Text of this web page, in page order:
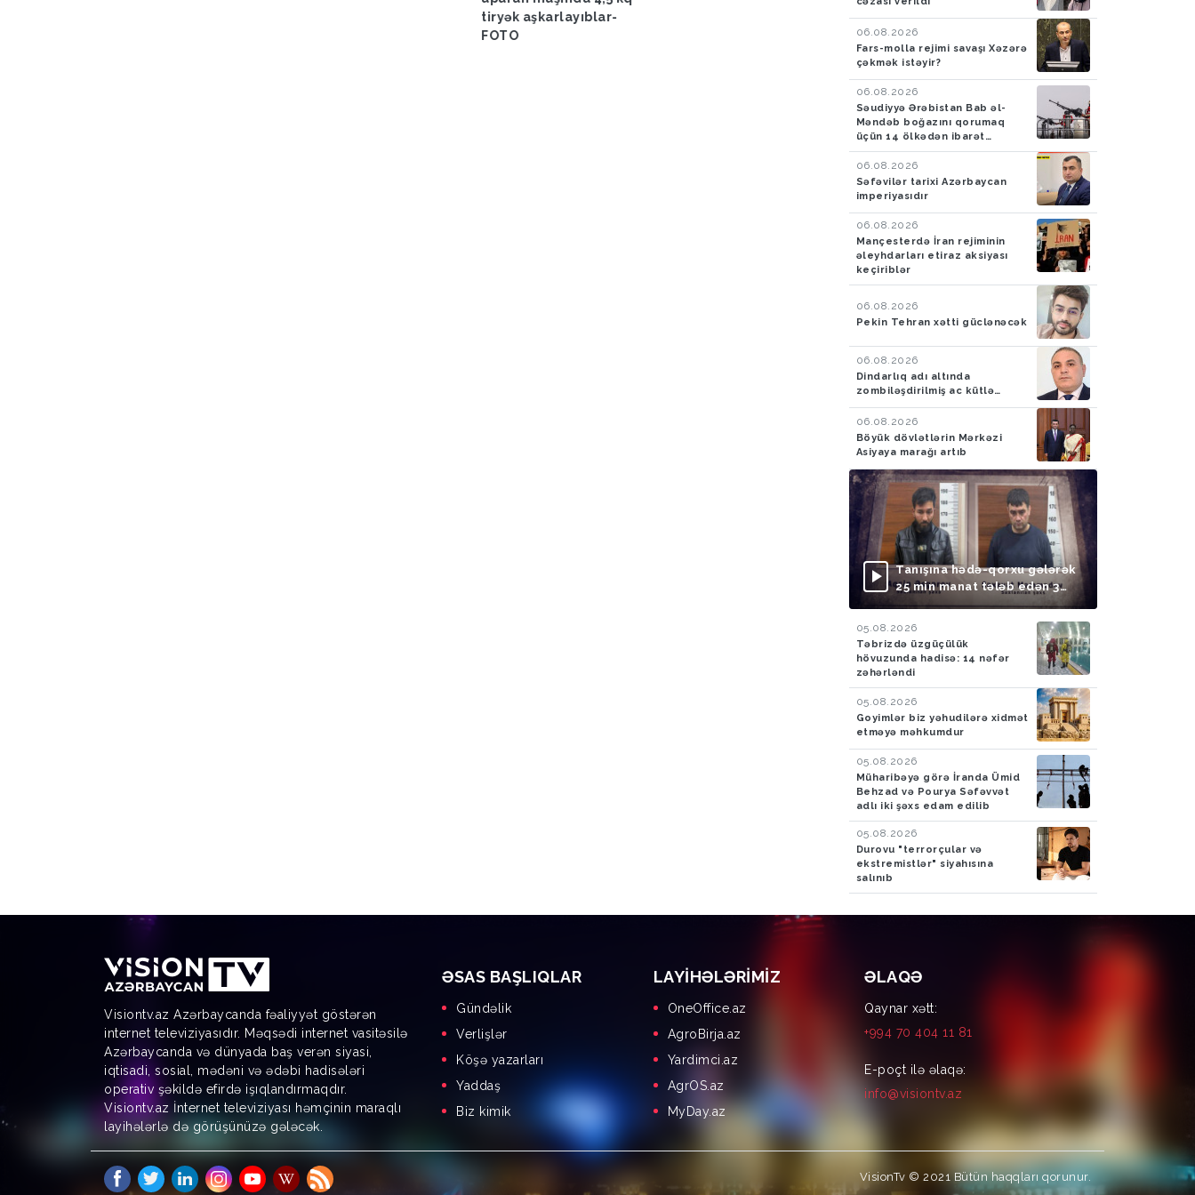
tiryək aşkarlayıblar-
FOTO
nəfər xilas edilib
06.08.2026
Fars-molla rejimi savaşı Xəzərə
çəkmək istəyir?
06.08.2026
Səudiyyə Ərəbistan Bab əl-
Məndəb boğazını qorumaq
üçün 14 ölkədən ibarət
müdafiə koalisiyası yaradıb
06.08.2026
Səfəvilər tarixi Azərbaycan
imperiyasıdır
06.08.2026
Mançesterdə İran rejiminin
əleyhdarları etiraz aksiyası
keçiriblər
06.08.2026
Pekin Tehran xətti güclənəcək
06.08.2026
Dindarlıq adı altında
zombiləşdirilmiş ac kütlə…
06.08.2026
Böyük dövlətlərin Mərkəzi
Asiyaya marağı artıb
Tanışına hədə-qorxu gələrək
25 min manat tələb edən 3
nəfər saxlanılıb
05.08.2026
Təbrizdə üzgüçülük
hövuzunda hadisə: 14 nəfər
zəhərləndi
05.08.2026
Goyimlər biz yəhudilərə xidmət
etməyə məhkumdur
05.08.2026
Müharibəyə görə İranda Ümid
Behzad və Pourya Səfəvvət
adlı iki şəxs edam edilib
05.08.2026
Durovu "terrorçular və
ekstremistlər" siyahısına
salınıb
Visiontv.az Azərbaycanda fəaliyyət göstərən
internet televiziyasıdır. Məqsədi internet vasitəsilə
Azərbaycanda və dünyada baş verən siyasi,
iqtisadi, sosial, mədəni və ədəbi hadisələri
operativ şəkildə efirdə işıqlandırmaqdır.
Visiontv.az İnternet televiziyası həmçinin maraqlı
layihələrlə də görüşünüzə gələcək.
ƏSAS BAŞLIQLAR
Gündəlik
Verlişlər
Köşə yazarları
Yaddaş
Biz kimik
LAYIHƏLƏRIMIZ
OneOffice.az
AgroBirja.az
Yardimci.az
AgrOS.az
MyDay.az
ƏLAQƏ
Qaynar xətt:
+994 70 404 11 81
E-poçt ilə əlaqə:
info@visiontv.az
VisionTv © 2021 Bütün haqqları qorunur.